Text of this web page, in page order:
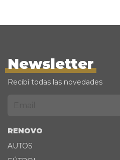
Newsletter
Recibí todas las novedades
RENOVO
AUTOS